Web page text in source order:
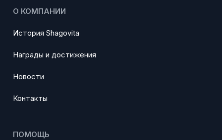
О КОМПАНИИ
История Shagovita
Награды и достижения
Новости
Контакты
ПОМОЩЬ